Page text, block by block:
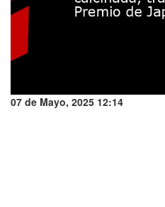
07 de Mayo, 2025 12:14